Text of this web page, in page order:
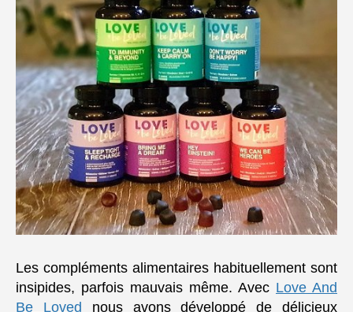
Les compléments alimentaires habituellement sont
insipides, parfois mauvais même. Avec Love And
Be Loved nous avons développé de délicieux